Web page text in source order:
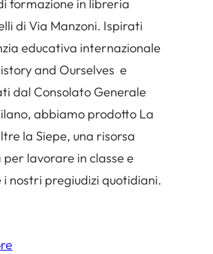
formazione in libreria
di Via Manzoni. Ispirati
educativa internazionale
and Ourselves e
dal Consolato Generale
abbiamo prodotto La
la Siepe, una risorsa
lavorare in classe e
i nostri pregiudizi quotidiani.